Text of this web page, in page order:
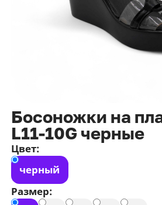
Босоножки на
L11-10G черные
Цвет:
черный
Размер:
публичной оффертой
42